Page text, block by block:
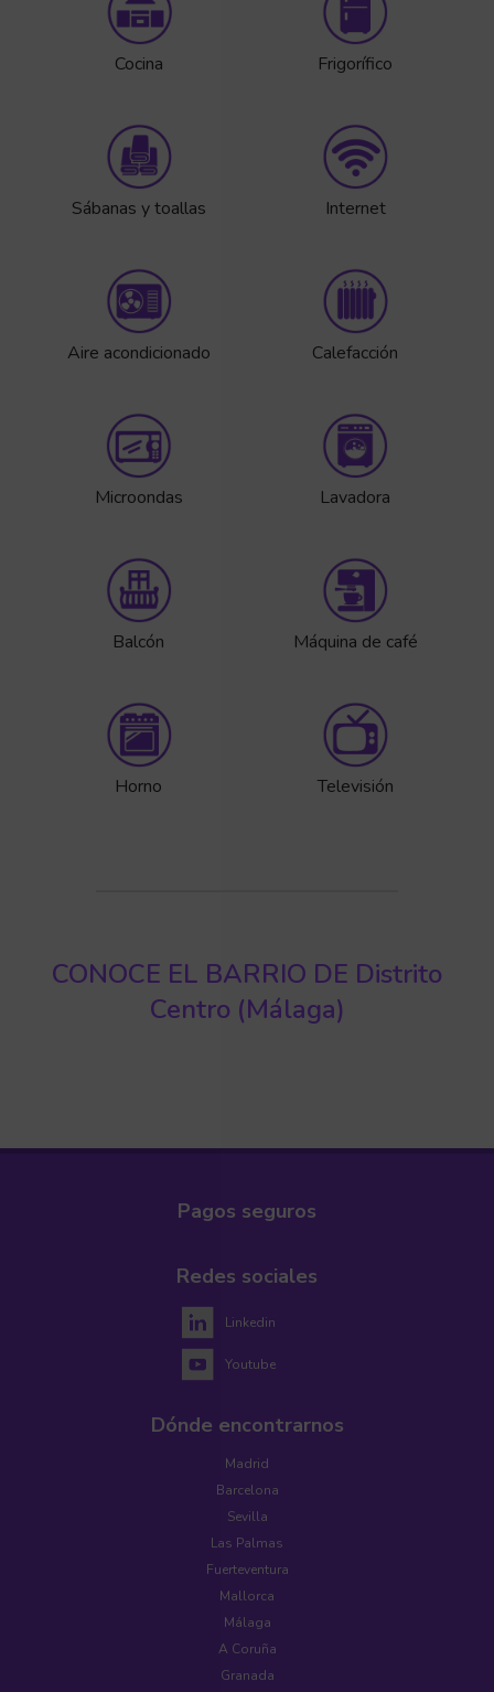
Cocina Frigorífico
Sábanas y toallas Internet
Aire acondicionado Calefacción
Microondas Lavadora
Balcón Máquina de café
Horno Televisión
CONOCE EL BARRIO DE Distrito
Centro (Málaga)
Pagos seguros
Redes sociales
Linkedin
Youtube
Dónde encontrarnos
Madrid
Barcelona
Sevilla
Las Palmas
Fuerteventura
Mallorca
Málaga
A Coruña
Granada